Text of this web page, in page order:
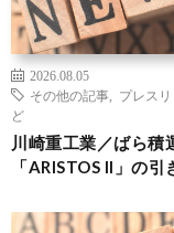
2026.08.05
その他の記事
プレス
ど
川崎重工業／ばら積
「ARISTOS II」の引